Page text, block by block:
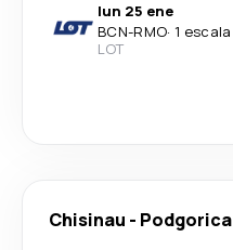
lun 25 ene
BCN-RMO· 1 escala
LOT
Chisinau - Podgorica